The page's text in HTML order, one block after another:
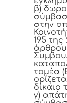
β)
στην
195 της
άρθρου
τομέα
δίκαιο
γ)